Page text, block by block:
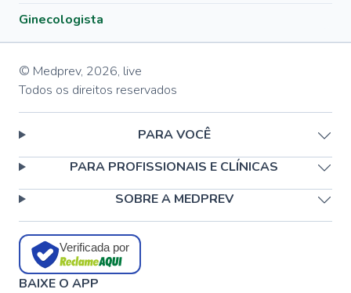
Ginecologista
© Medprev, 2026, live
Todos os direitos reservados
PARA VOCÊ
PARA PROFISSIONAIS E CLÍNICAS
SOBRE A MEDPREV
Verificada por
BAIXE O APP